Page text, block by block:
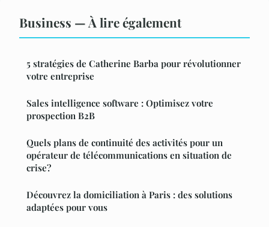
Business — À lire également
5 stratégies de Catherine Barba pour révolutionner
votre entreprise
Sales intelligence software : Optimisez votre
prospection B2B
Quels plans de continuité des activités pour un
opérateur de télécommunications en situation de
crise?
Découvrez la domiciliation à Paris : des solutions
adaptées pour vous